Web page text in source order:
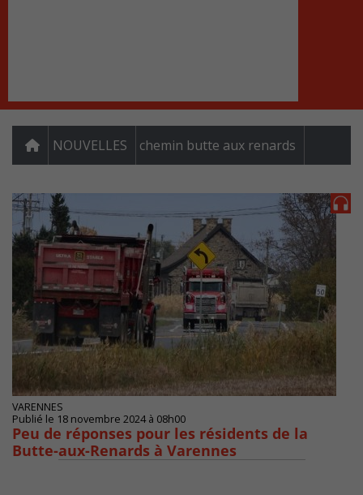
NOUVELLES chemin butte aux renards
VARENNES
Publié le 18 novembre 2024 à 08h00
Peu de réponses pour les résidents de la
Butte-aux-Renards à Varennes